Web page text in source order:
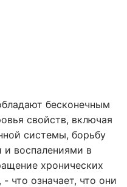
бесконечным
свойств, включая
системы, борьбу
воспалениями в
хронических
что означает, что они